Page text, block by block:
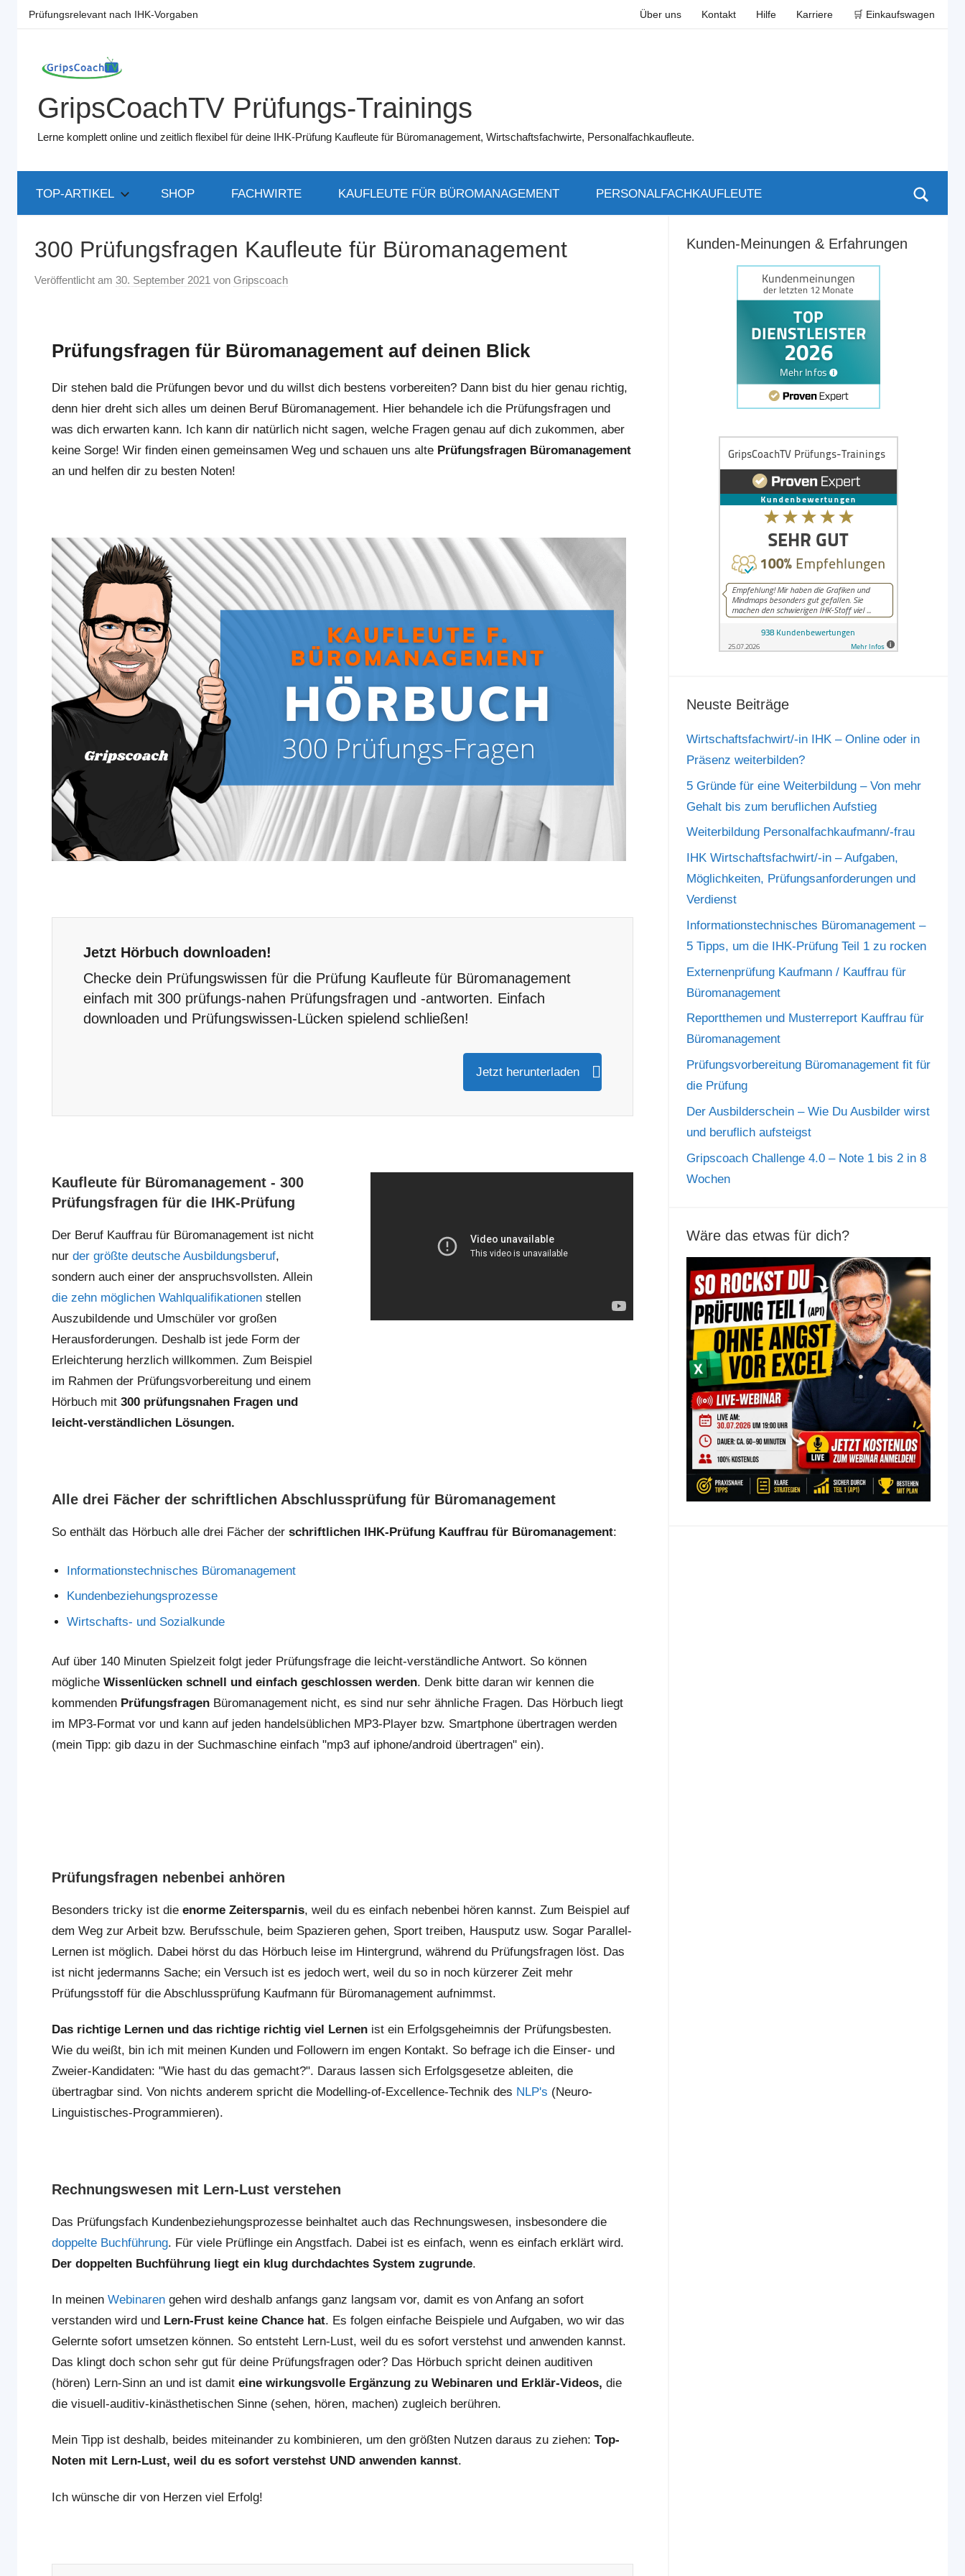
Zum
Prüfungsrelevant nach IHK-Vorgaben Über uns Kontakt Hilfe Karriere 🛒 Einkaufswagen
GripsCoachTV Prüfungs-Trainings
Lerne komplett online und zeitlich flexibel für deine IHK-Prüfung Kaufleute für Büromanagement, Wirtschaftsfachwirte, Personalfachkaufleute.
TOP-ARTIKEL SHOP FACHWIRTE KAUFLEUTE FÜR BÜROMANAGEMENT PERSONALFACHKAUFLEUTE
300 Prüfungsfragen Kaufleute für Büromanagement
Veröffentlicht am 30. September 2021 von Gripscoach
Prüfungsfragen für Büromanagement auf deinen Blick
Dir stehen bald die Prüfungen bevor und du willst dich bestens vorbereiten? Dann bist du hier genau richtig,
denn hier dreht sich alles um deinen Beruf Büromanagement. Hier behandele ich die Prüfungsfragen und
was dich erwarten kann. Ich kann dir natürlich nicht sagen, welche Fragen genau auf dich zukommen, aber
keine Sorge! Wir finden einen gemeinsamen Weg und schauen uns alte Prüfungsfragen Büromanagement
an und helfen dir zu besten Noten!
Jetzt Hörbuch downloaden!
Checke dein Prüfungswissen für die Prüfung Kaufleute für Büromanagement
einfach mit 300 prüfungs-nahen Prüfungsfragen und -antworten. Einfach
downloaden und Prüfungswissen-Lücken spielend schließen!
Jetzt herunterladen
Kaufleute für Büromanagement - 300
Prüfungsfragen für die IHK-Prüfung
Der Beruf Kauffrau für Büromanagement ist nicht
nur der größte deutsche Ausbildungsberuf,
sondern auch einer der anspruchsvollsten. Allein
die zehn möglichen Wahlqualifikationen stellen
Auszubildende und Umschüler vor großen
Herausforderungen. Deshalb ist jede Form der
Erleichterung herzlich willkommen. Zum Beispiel
im Rahmen der Prüfungsvorbereitung und einem
Hörbuch mit 300 prüfungsnahen Fragen und
leicht-verständlichen Lösungen.
Alle drei Fächer der schriftlichen Abschlussprüfung für Büromanagement
So enthält das Hörbuch alle drei Fächer der schriftlichen IHK-Prüfung Kauffrau für Büromanagement:
Informationstechnisches Büromanagement
Kundenbeziehungsprozesse
Wirtschafts- und Sozialkunde
Auf über 140 Minuten Spielzeit folgt jeder Prüfungsfrage die leicht-verständliche Antwort. So können
mögliche Wissenlücken schnell und einfach geschlossen werden. Denk bitte daran wir kennen die
kommenden Prüfungsfragen Büromanagement nicht, es sind nur sehr ähnliche Fragen. Das Hörbuch liegt
im MP3-Format vor und kann auf jeden handelsüblichen MP3-Player bzw. Smartphone übertragen werden
(mein Tipp: gib dazu in der Suchmaschine einfach "mp3 auf iphone/android übertragen" ein).
Prüfungsfragen nebenbei anhören
Besonders tricky ist die enorme Zeitersparnis, weil du es einfach nebenbei hören kannst. Zum Beispiel auf
dem Weg zur Arbeit bzw. Berufsschule, beim Spazieren gehen, Sport treiben, Hausputz usw. Sogar Parallel-
Lernen ist möglich. Dabei hörst du das Hörbuch leise im Hintergrund, während du Prüfungsfragen löst. Das
ist nicht jedermanns Sache; ein Versuch ist es jedoch wert, weil du so in noch kürzerer Zeit mehr
Prüfungsstoff für die Abschlussprüfung Kaufmann für Büromanagement aufnimmst.
Das richtige Lernen und das richtige richtig viel Lernen ist ein Erfolgsgeheimnis der Prüfungsbesten.
Wie du weißt, bin ich mit meinen Kunden und Followern im engen Kontakt. So befrage ich die Einser- und
Zweier-Kandidaten: "Wie hast du das gemacht?". Daraus lassen sich Erfolgsgesetze ableiten, die
übertragbar sind. Von nichts anderem spricht die Modelling-of-Excellence-Technik des NLP's (Neuro-
Linguistisches-Programmieren).
Rechnungswesen mit Lern-Lust verstehen
Das Prüfungsfach Kundenbeziehungsprozesse beinhaltet auch das Rechnungswesen, insbesondere die
doppelte Buchführung. Für viele Prüflinge ein Angstfach. Dabei ist es einfach, wenn es einfach erklärt wird.
Der doppelten Buchführung liegt ein klug durchdachtes System zugrunde.
In meinen Webinaren gehen wird deshalb anfangs ganz langsam vor, damit es von Anfang an sofort
verstanden wird und Lern-Frust keine Chance hat. Es folgen einfache Beispiele und Aufgaben, wo wir das
Gelernte sofort umsetzen können. So entsteht Lern-Lust, weil du es sofort verstehst und anwenden kannst.
Das klingt doch schon sehr gut für deine Prüfungsfragen oder? Das Hörbuch spricht deinen auditiven
(hören) Lern-Sinn an und ist damit eine wirkungsvolle Ergänzung zu Webinaren und Erklär-Videos, die
die visuell-auditiv-kinästhetischen Sinne (sehen, hören, machen) zugleich berühren.
Mein Tipp ist deshalb, beides miteinander zu kombinieren, um den größten Nutzen daraus zu ziehen: Top-
Noten mit Lern-Lust, weil du es sofort verstehst UND anwenden kannst.
Ich wünsche dir von Herzen viel Erfolg!
Kunden-Meinungen & Erfahrungen
Neuste Beiträge
Wirtschaftsfachwirt/-in IHK – Online oder in
Präsenz weiterbilden?
5 Gründe für eine Weiterbildung – Von mehr
Gehalt bis zum beruflichen Aufstieg
Weiterbildung Personalfachkaufmann/-frau
IHK Wirtschaftsfachwirt/-in – Aufgaben,
Möglichkeiten, Prüfungsanforderungen und
Verdienst
Informationstechnisches Büromanagement –
5 Tipps, um die IHK-Prüfung Teil 1 zu rocken
Externenprüfung Kaufmann / Kauffrau für
Büromanagement
Reportthemen und Musterreport Kauffrau für
Büromanagement
Prüfungsvorbereitung Büromanagement fit für
die Prüfung
Der Ausbilderschein – Wie Du Ausbilder wirst
und beruflich aufsteigst
Gripscoach Challenge 4.0 – Note 1 bis 2 in 8
Wochen
Wäre das etwas für dich?